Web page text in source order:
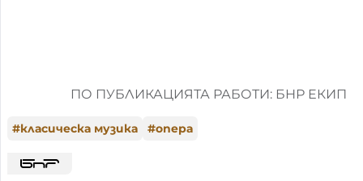
ПО ПУБЛИКАЦИЯТА РАБОТИ: БНР ЕКИП
#класическа музика #опера